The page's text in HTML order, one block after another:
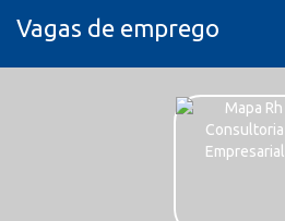
Vagas de emprego